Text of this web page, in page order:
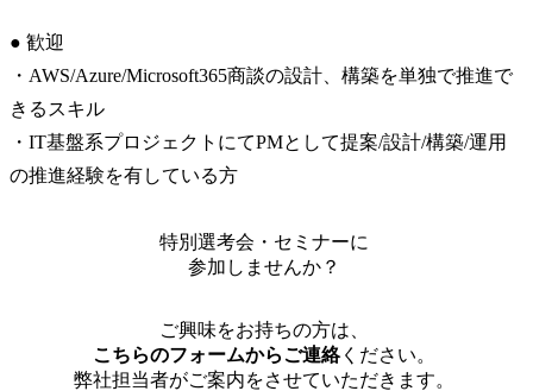
● 歓迎
・AWS/Azure/Microsoft365商談の設計、構築を単独で推進で
きるスキル
・IT基盤系プロジェクトにてPMとして提案/設計/構築/運用
の推進経験を有している方
特別選考会・セミナーに
参加しませんか？
ご興味をお持ちの方は、
こちらのフォームからご連絡ください。
弊社担当者がご案内をさせていただきます。